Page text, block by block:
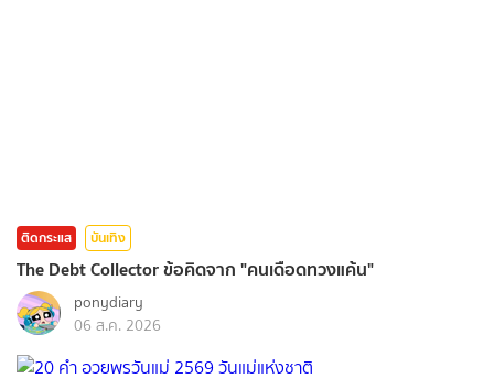
ติดกระแส บันเทิง
The Debt Collector ข้อคิดจาก "คนเดือดทวงแค้น"
ponydiary
06 ส.ค. 2026